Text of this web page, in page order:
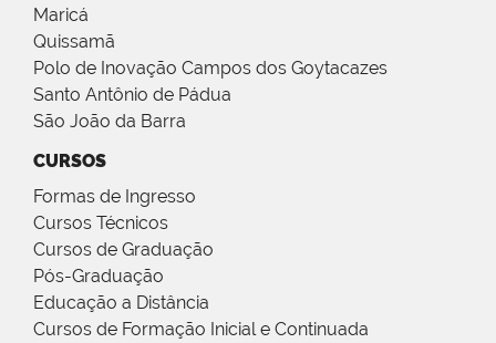
Maricá
Quissamã
Polo de Inovação Campos dos Goytacazes
Santo Antônio de Pádua
São João da Barra
CURSOS
Formas de Ingresso
Cursos Técnicos
Cursos de Graduação
Pós-Graduação
Educação a Distância
Cursos de Formação Inicial e Continuada